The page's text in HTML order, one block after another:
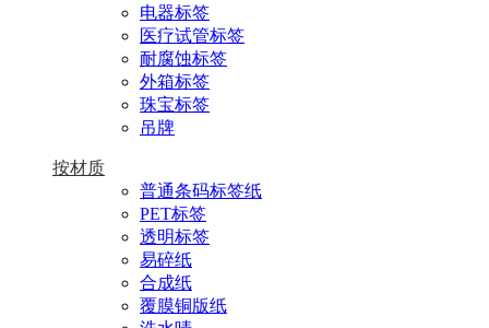
电器标签
医疗试管标签
耐腐蚀标签
外箱标签
珠宝标签
吊牌
按材质
普通条码标签纸
PET标签
透明标签
易碎纸
合成纸
覆膜铜版纸